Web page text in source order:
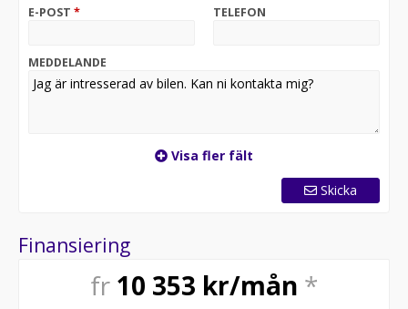
E-POST * TELEFON
MEDDELANDE
Visa fler fält
Skicka
Finansiering
fr 10 353 kr/mån *